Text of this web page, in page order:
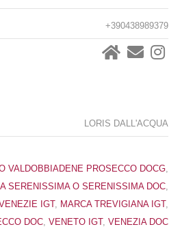
+390438989379
LORIS DALL'ACQUA
VALDOBBIADENE PROSECCO DOCG
SERENISSIMA O SERENISSIMA DOC
IGT, MARCA TREVIGIANA IGT,
DOC VENETO IGT, VENEZIA DOC